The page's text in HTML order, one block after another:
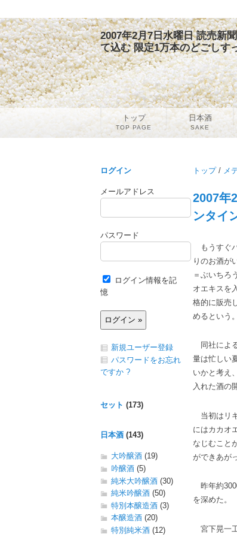
2007年2月7日水曜日 読売新
て込む 限定1万本のどごしす
トップ/ メ
2007年
ンタイ
もうすぐ
りのお酒が
＝ぶいちろ
オエキスを
格的に販売
めるという。
同社によ
量は忙しい
いかと考え
入れた酒の
当初はリ
にはカカオ
なじむこと
ができあが
昨年約
を深めた。
宮下晃一
ログイン
メールアドレス
パスワード
ログイン情報を記
憶
新規ユーザー登録
パスワードをお忘れ
ですか ?
セット (173)
日本酒 (143)
大吟醸酒 (19)
吟醸酒 (5)
純米大吟醸酒 (30)
純米吟醸酒 (50)
特別本醸造酒 (3)
本醸造酒 (20)
特別純米酒 (12)
トップ
TOP PAGE
日本酒
SAKE